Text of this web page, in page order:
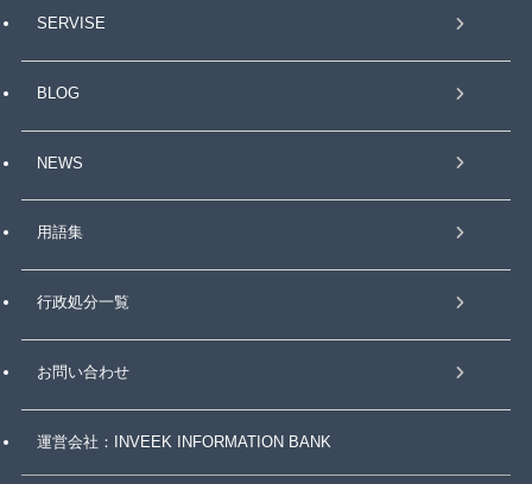
SERVISE
BLOG
NEWS
用語集
行政処分一覧
お問い合わせ
運営会社：INVEEK INFORMATION BANK